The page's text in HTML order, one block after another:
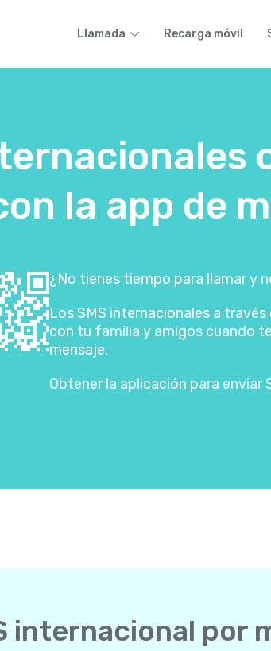
Llamada Recarga móvil
la app de
¿No tienes tiempo para llamar y
Los SMS internacionales a
con tu familia y amigos cuando
mensaje.
Obtener la aplicación para enviar
internacional por